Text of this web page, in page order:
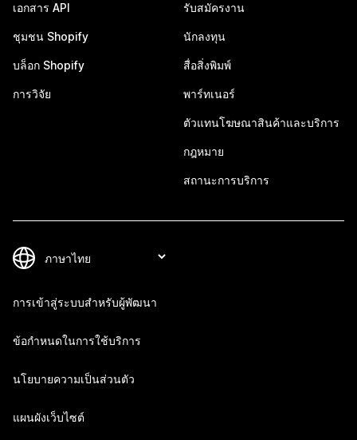
เอกสาร API
ชุมชน Shopify
บล็อก Shopify
การวิจัย
รับสมัครงาน
นักลงทุน
สื่อสิ่งพิมพ์
พาร์ทเนอร์
ตัวแทนโฆษณาสินค้าและบริการ
กฎหมาย
สถานะการบริการ
การเข้าสู่ระบบสำหรับผู้พัฒนา
ข้อกำหนดในการใช้บริการ
นโยบายความเป็นส่วนตัว
แผนผังเว็บไซต์